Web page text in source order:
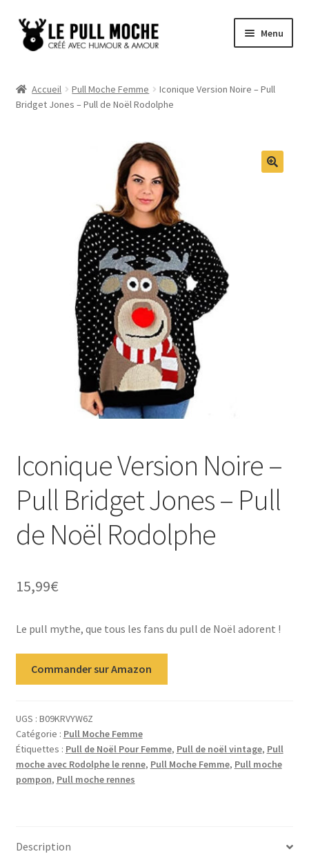
Aller
Aller
au
Menu
Pull Noël Femme
Pull Noël Promo
Accueil Pull Moche Femme
Iconique Version Noire – Pull
Bridget Jones – Pull de Noël Rodolphe
Iconique Version Noire –
Pull Bridget Jones – Pull
de Noël Rodolphe
15,99€
Le pull mythe, que tous les fans du pull de Noël adorent !
Commander sur Amazon
UGS : B09KRVYW6Z
Catégorie : Pull Moche Femme
Étiquettes : Pull de Noël Pour Femme, Pull de noël vintage, Pull
moche avec Rodolphe le renne, Pull Moche Femme, Pull moche
pompon, Pull moche rennes
Description